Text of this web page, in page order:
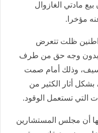
مادتي الغازوال
مؤخرا.
ظلت تتعرض
وبدون وجه حق من طرف
وذلك أمام صمت
بشكل أثار الكثير من
التي تستعمل الوقود.
بها أن مجلس المستشارين